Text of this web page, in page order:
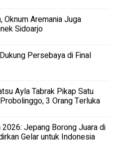
Oknum Aremania Juga
Sidoarjo
Persebaya di Final
Ayla Tabrak Pikap Satu
3 Orang Terluka
Jepang Borong Juara di
Gelar untuk Indonesia